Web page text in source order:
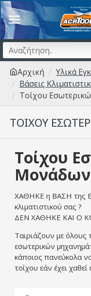
Αρχική
Υλικά
Βάσεις
Τοίχου
ΤΟΊΧΟΥ
Τοίχου
Μονάδων
ΧΑΘΗΚΕ η ΒΑΣΗ της
κλιματιστικού σας ?
ΔΕΝ ΧΑΘΗΚΕ ΚΑΙ Ο
Ταιριάζουν με
εσωτερικών
κάποιος πανεύκολα
τοίχου εάν έχει